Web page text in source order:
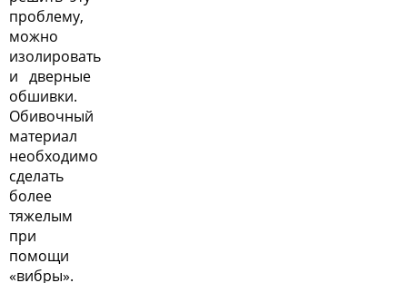
проблему,
можно
изолировать
и дверные
обшивки.
Обивочный
материал
необходимо
сделать
более
тяжелым
при
помощи
«вибры».